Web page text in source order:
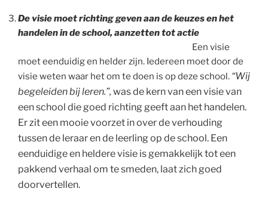
De visie moet richting geven aan de keuzes en het
handelen in de school, aanzetten tot actie
Een visie
moet eenduidig en helder zijn. Iedereen moet door de
visie weten waar het om te doen is op deze school. “Wij
begeleiden bij leren.”, was de kern van een visie van
een school die goed richting geeft aan het handelen.
Er zit een mooie voorzet in over de verhouding
tussen de leraar en de leerling op de school. Een
eenduidige en heldere visie is gemakkelijk tot een
pakkend verhaal om te smeden, laat zich goed
doorvertellen.